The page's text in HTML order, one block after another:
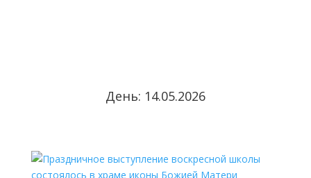
День: 14.05.2026